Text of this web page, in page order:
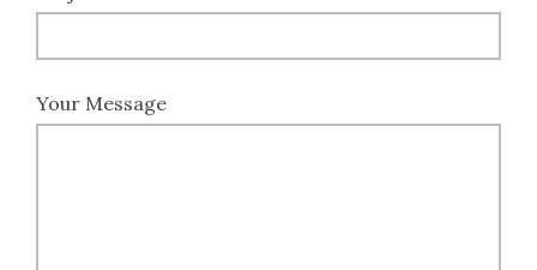
Your Message